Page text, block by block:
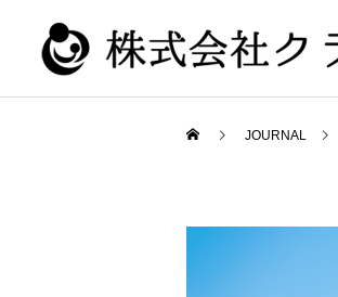
JOURNAL